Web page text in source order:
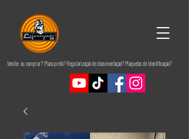
Vender ou comprar? Placa preta? Regularização de documentação? Plaquetas de Identificação?